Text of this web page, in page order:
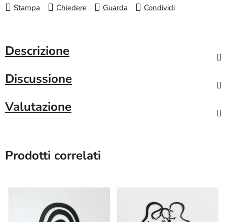
Stampa Chiedere Guarda Condividi
Descrizione
Discussione
Valutazione
Prodotti correlati